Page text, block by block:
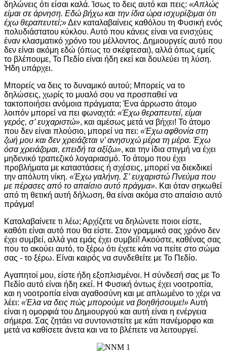
δηλώνεις ότι είσαι καλά. Ίσως το δεις αυτό και πεις: «Απλώς
είμαι σε άρνηση. Εδώ βήχω και την ίδια ώρα ισχυρίζομαι ότι
έχω θεραπευτεί;»Δεν καταλαβαίνεις καθόλου τη Φυσική ενός
πολυδιάστατου κύκλου. Αυτό που κάνεις είναι να ενισχύεις
έναν κλασματικό χρόνο του μέλλοντος. Δημιουργείς αυτό που
δεν είναι ακόμη εδώ (όπως το σκέφτεσαι), αλλά όπως εμείς
το βλέπουμε, Το Πεδίο είναι ήδη εκεί και δουλεύει τη λύση.
Ήδη υπάρχει.
Μπορείς να δεις το δυναμικό αυτού; Μπορείς να το
δηλώσεις, χωρίς το μυαλό σου να προσπαθεί να
τακτοποιήσει ανόμοια πράγματα; Ένα άρρωστο άτομο
λοιπόν μπορεί να πει φωναχτά: «Έχω θεραπευτεί, είμαι
γερός, σ’ ευχαριστώ», και αμέσως μετά να βήχει! Το άτομο
που δεν είναι πλούσιο, μπορεί να πει: «Έχω αφθονία στη
ζωή μου και δεν χρειάζεται ν’ ανησυχώ μέρα τη μέρα. Έχω
όσα χρειάζομαι, επειδή τα αξίζω», και την ίδια στιγμή να έχει
μηδενικό τραπεζικό λογαριασμό. Το άτομο που έχει
προβλήματα με καταστάσεις ή σχέσεις, μπορεί να διεκδικεί
την απόλυτη νίκη. «Έχω γαλήνη. Σ’ ευχαριστώ Πνεύμα που
με πέρασες από το απαίσιο αυτό πράγμα». Και όταν σηκωθεί
από τη θετική αυτή δήλωση, θα είναι ακόμα στο απαίσιο αυτό
πράγμα!
Καταλαβαίνετε τι λέω; Αρχίζετε να δηλώνετε ποιοι είστε,
καθότι είναι αυτό που θα είστε. Στον γραμμικό σας χρόνο δεν
έχει συμβεί, αλλά για εμάς έχει συμβεί! Ακούστε, καθένας σας
που το ακούει αυτό, το ξέρω ότι έχετε κάτι να πείτε στο σώμα
σας - το ξέρω. Είναι καιρός να συνδεθείτε με Το Πεδίο.
Αγαπητοί μου, είστε ήδη εξοπλισμένοι. Η σύνδεσή σας με Το
Πεδίο αυτό είναι ήδη εκεί. Η Φυσική όντως έχει νοοτροπία,
και η νοοτροπία είναι αγαθοσύνη και με απλωμένο το χέρι να
λέει: «Έλα να δεις πώς μπορούμε να βοηθήσουμε!»Αυτή
είναι η ομορφιά του Δημιουργού και αυτή είναι η ενέργεια
σήμερα. Σας ζητάει να συντονιστείτε με κάτι πανέμορφο και
μετά να καθίσετε άνετα και να το βλέπετε να λειτουργεί.